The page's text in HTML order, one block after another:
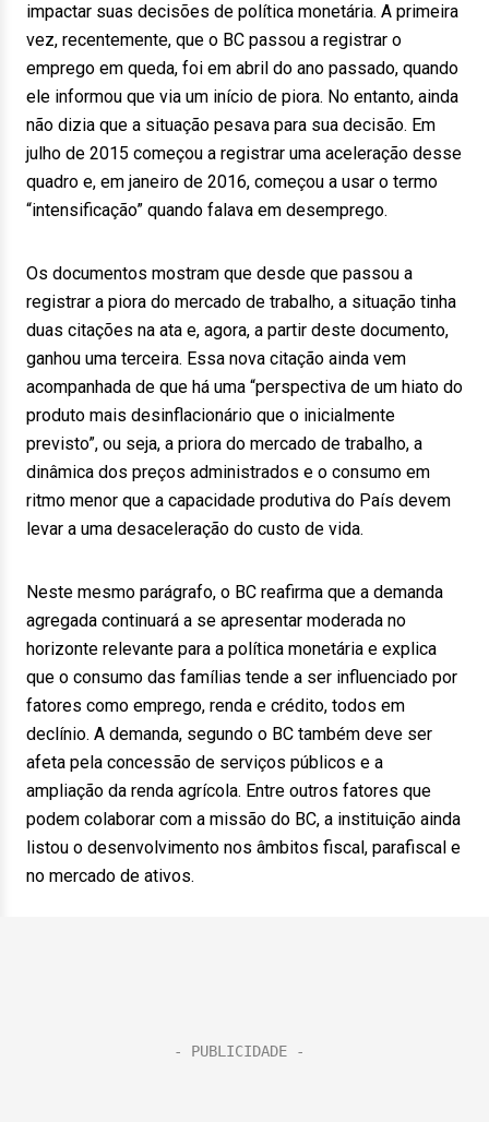
impactar suas decisões de política monetária. A primeira
vez, recentemente, que o BC passou a registrar o
emprego em queda, foi em abril do ano passado, quando
ele informou que via um início de piora. No entanto, ainda
não dizia que a situação pesava para sua decisão. Em
julho de 2015 começou a registrar uma aceleração desse
quadro e, em janeiro de 2016, começou a usar o termo
“intensificação” quando falava em desemprego.
Os documentos mostram que desde que passou a
registrar a piora do mercado de trabalho, a situação tinha
duas citações na ata e, agora, a partir deste documento,
ganhou uma terceira. Essa nova citação ainda vem
acompanhada de que há uma “perspectiva de um hiato do
produto mais desinflacionário que o inicialmente
previsto”, ou seja, a priora do mercado de trabalho, a
dinâmica dos preços administrados e o consumo em
ritmo menor que a capacidade produtiva do País devem
levar a uma desaceleração do custo de vida.
Neste mesmo parágrafo, o BC reafirma que a demanda
agregada continuará a se apresentar moderada no
horizonte relevante para a política monetária e explica
que o consumo das famílias tende a ser influenciado por
fatores como emprego, renda e crédito, todos em
declínio. A demanda, segundo o BC também deve ser
afeta pela concessão de serviços públicos e a
ampliação da renda agrícola. Entre outros fatores que
podem colaborar com a missão do BC, a instituição ainda
listou o desenvolvimento nos âmbitos fiscal, parafiscal e
no mercado de ativos.